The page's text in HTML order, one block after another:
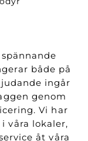
både på
ingår
genom
Vi har
våra lokaler,
åt våra